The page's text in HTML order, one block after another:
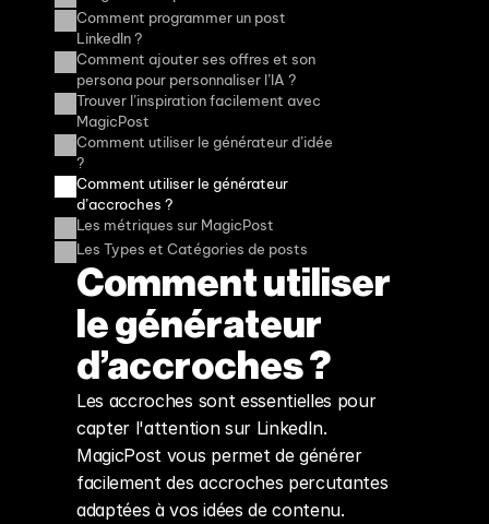
Comment utiliser
le générateur
d’accroches ?
Les accroches sont essentielles pour
capter l'attention sur LinkedIn.
MagicPost vous permet de générer
facilement des accroches percutantes
adaptées à vos idées de contenu.
Comment programmer un post
LinkedIn ?
Comment ajouter ses offres et son
persona pour personnaliser l’IA ?
Trouver l’inspiration facilement avec
MagicPost
Comment utiliser le générateur d’idée
?
Comment utiliser le générateur
d’accroches ?
Les métriques sur MagicPost
Les Types et Catégories de posts